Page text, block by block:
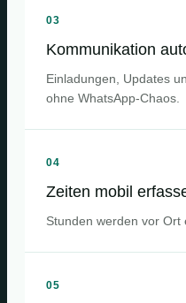
03
Kommunikation
Einladungen, Updates
ohne WhatsApp-Chaos.
04
Zeiten mobil
Stunden werden vor Ort
05